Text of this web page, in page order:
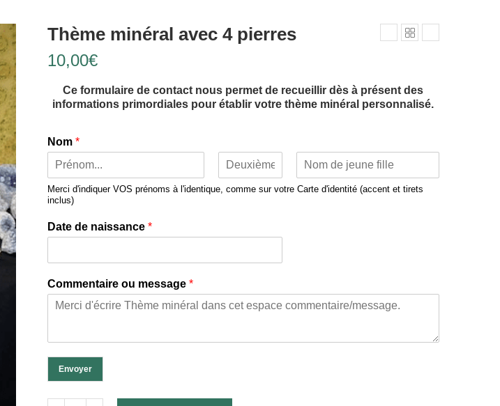
Thème minéral avec 4 pierres
10,00€
Ce formulaire de contact nous permet de recueillir dès à présent des
informations primordiales pour établir votre thème minéral personnalisé.
Nom *
Prénom
prénom
Nom
Merci d'indiquer VOS prénoms à l'identique, comme sur votre Carte d'identité (accent et tirets
inclus)
Date de naissance *
Commentaire ou message *
Envoyer